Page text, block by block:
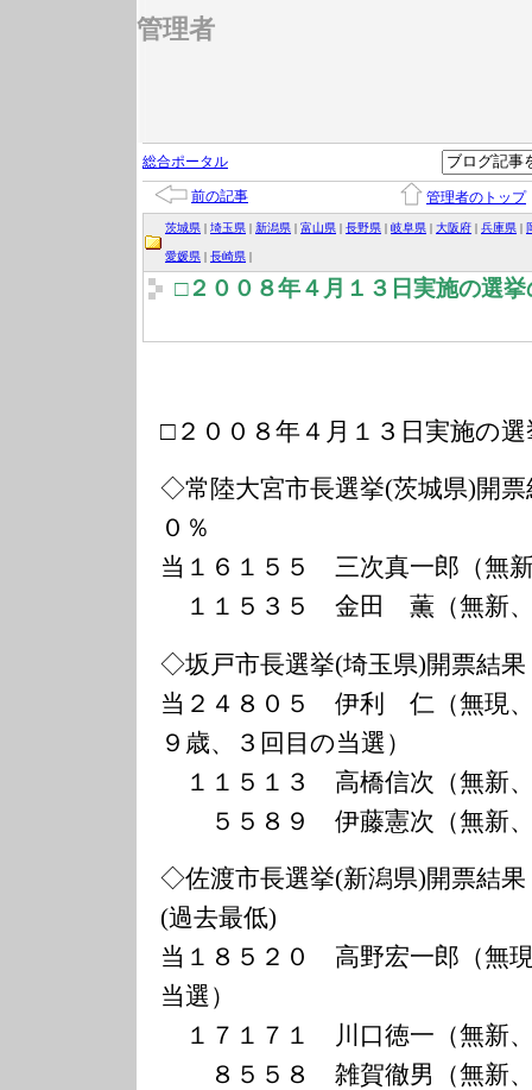
管理者
総合ポータル
前の記事 管理者のトップ
茨城県 | 埼玉県 | 新潟県 | 富山県 | 長野県 | 岐阜県 | 大阪府 | 兵庫県 |
愛媛県 | 長崎県 |
□２００８年４月１３日実施の選挙
□２００８年４月１３日実施の
◇常陸大宮市長選挙(茨城県)開
０％
当１６１５５ 三次真一郎（無
１１５３５ 金田 薫（無新、
◇坂戸市長選挙(埼玉県)開票結
当２４８０５ 伊利 仁（無現、
９歳、３回目の当選）
１１５１３ 高橋信次（無新
５５８９ 伊藤憲次（無新、
◇佐渡市長選挙(新潟県)開票結
(過去最低)
当１８５２０ 高野宏一郎（無
当選）
１７１７１ 川口徳一（無新
８５５８ 雑賀徹男（無新、